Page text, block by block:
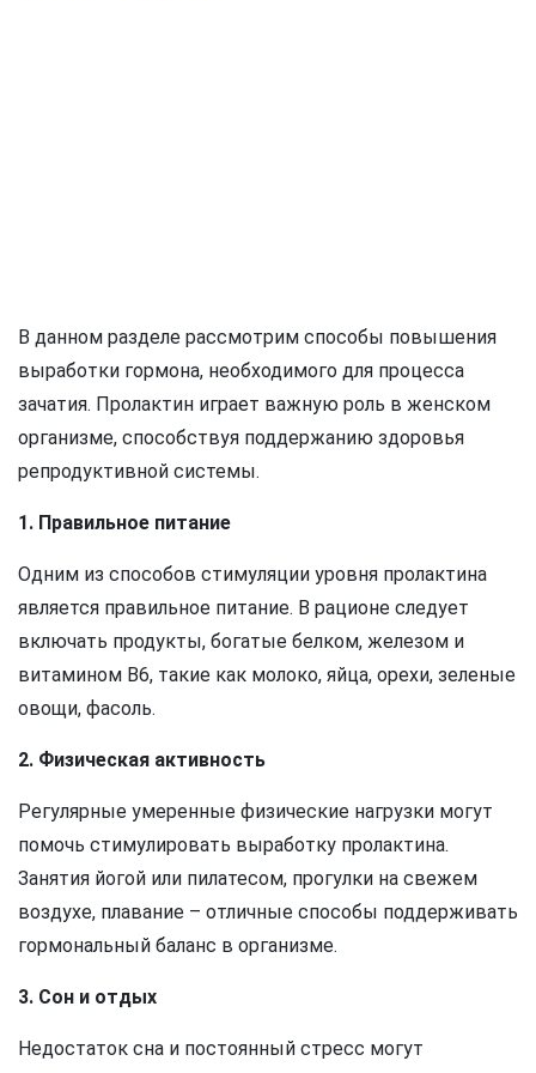
В данном разделе рассмотрим способы повышения
выработки гормона, необходимого для процесса
зачатия. Пролактин играет важную роль в женском
организме, способствуя поддержанию здоровья
репродуктивной системы.
1. Правильное питание
Одним из способов стимуляции уровня пролактина
является правильное питание. В рационе следует
включать продукты, богатые белком, железом и
витамином B6, такие как молоко, яйца, орехи, зеленые
овощи, фасоль.
2. Физическая активность
Регулярные умеренные физические нагрузки могут
помочь стимулировать выработку пролактина.
Занятия йогой или пилатесом, прогулки на свежем
воздухе, плавание – отличные способы поддерживать
гормональный баланс в организме.
3. Сон и отдых
Недостаток сна и постоянный стресс могут